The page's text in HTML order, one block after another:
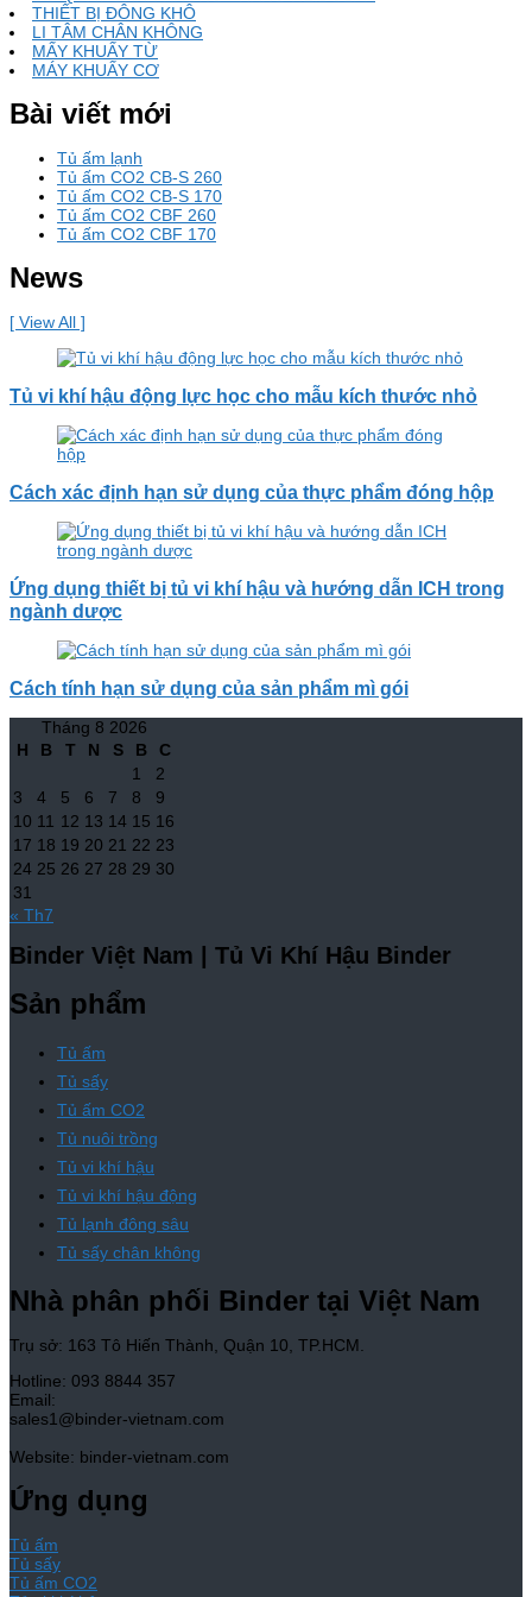
THIẾT BỊ ĐÔNG KHÔ
LI TÂM CHÂN KHÔNG
MẤY KHUẤY TỪ
MÁY KHUẤY CƠ
Bài viết mới
Tủ ấm lạnh
Tủ ấm CO2 CB-S 260
Tủ ấm CO2 CB-S 170
Tủ ấm CO2 CBF 260
Tủ ấm CO2 CBF 170
News
[ View All ]
Tủ vi khí hậu động lực học cho mẫu kích thước nhỏ
Cách xác định hạn sử dụng của thực phẩm đóng hộp
Ứng dụng thiết bị tủ vi khí hậu và hướng dẫn ICH trong
ngành dược
Cách tính hạn sử dụng của sản phẩm mì gói
Tháng 8 2026
H
B T N S B
C
1
2
3
4 5 6 7 8
9
10 11 12 13 14 15 16
17 18 19 20 21 22 23
24 25 26 27 28 29 30
31
« Th7
Binder Việt Nam | Tủ Vi Khí Hậu Binder
Sản phẩm
Tủ ấm
Tủ sấy
Tủ ấm CO2
Tủ nuôi trồng
Tủ vi khí hậu
Tủ vi khí hậu động
Tủ lạnh đông sâu
Tủ sấy chân không
Nhà phân phối Binder tại Việt Nam
Trụ sở: 163 Tô Hiến Thành, Quận 10, TP.HCM.
Hotline: 093 8844 357
Email:
sales1@binder-vietnam.com
Website: binder-vietnam.com
Ứng dụng
Tủ ấm
Tủ sấy
Tủ ấm CO2